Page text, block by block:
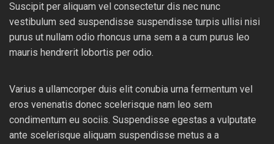
Suscipit per aliquam vel consectetur dis nec nunc
vestibulum sed suspendisse suspendisse turpis ullisi nisi
purus ut nullam odio rhoncus urna sem a a cum purus leo
mauris hendrerit lobortis per odio.
Varius a ullamcorper duis elit conubia urna fermentum vel
eros venenatis donec scelerisque nam leo sem
condimentum eu sociis. Suspendisse egestas a vulputate
ante scelerisque aliquam suspendisse metus a a